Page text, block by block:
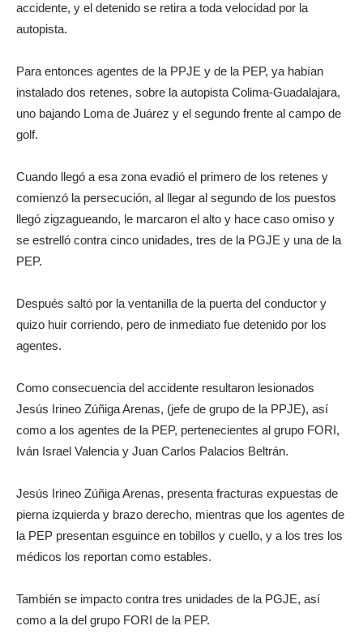
accidente, y el detenido se retira a toda velocidad por la
autopista.
Para entonces agentes de la PPJE y de la PEP, ya habían
instalado dos retenes, sobre la autopista Colima-Guadalajara,
uno bajando Loma de Juárez y el segundo frente al campo de
golf.
Cuando llegó a esa zona evadió el primero de los retenes y
comienzó la persecución, al llegar al segundo de los puestos
llegó zigzagueando, le marcaron el alto y hace caso omiso y
se estrelló contra cinco unidades, tres de la PGJE y una de la
PEP.
Después saltó por la ventanilla de la puerta del conductor y
quizo huir corriendo, pero de inmediato fue detenido por los
agentes.
Como consecuencia del accidente resultaron lesionados
Jesús Irineo Zúñiga Arenas, (jefe de grupo de la PPJE), así
como a los agentes de la PEP, pertenecientes al grupo FORI,
Iván Israel Valencia y Juan Carlos Palacios Beltrán.
Jesús Irineo Zúñiga Arenas, presenta fracturas expuestas de
pierna izquierda y brazo derecho, mientras que los agentes de
la PEP presentan esguince en tobillos y cuello, y a los tres los
médicos los reportan como estables.
También se impacto contra tres unidades de la PGJE, así
como a la del grupo FORI de la PEP.